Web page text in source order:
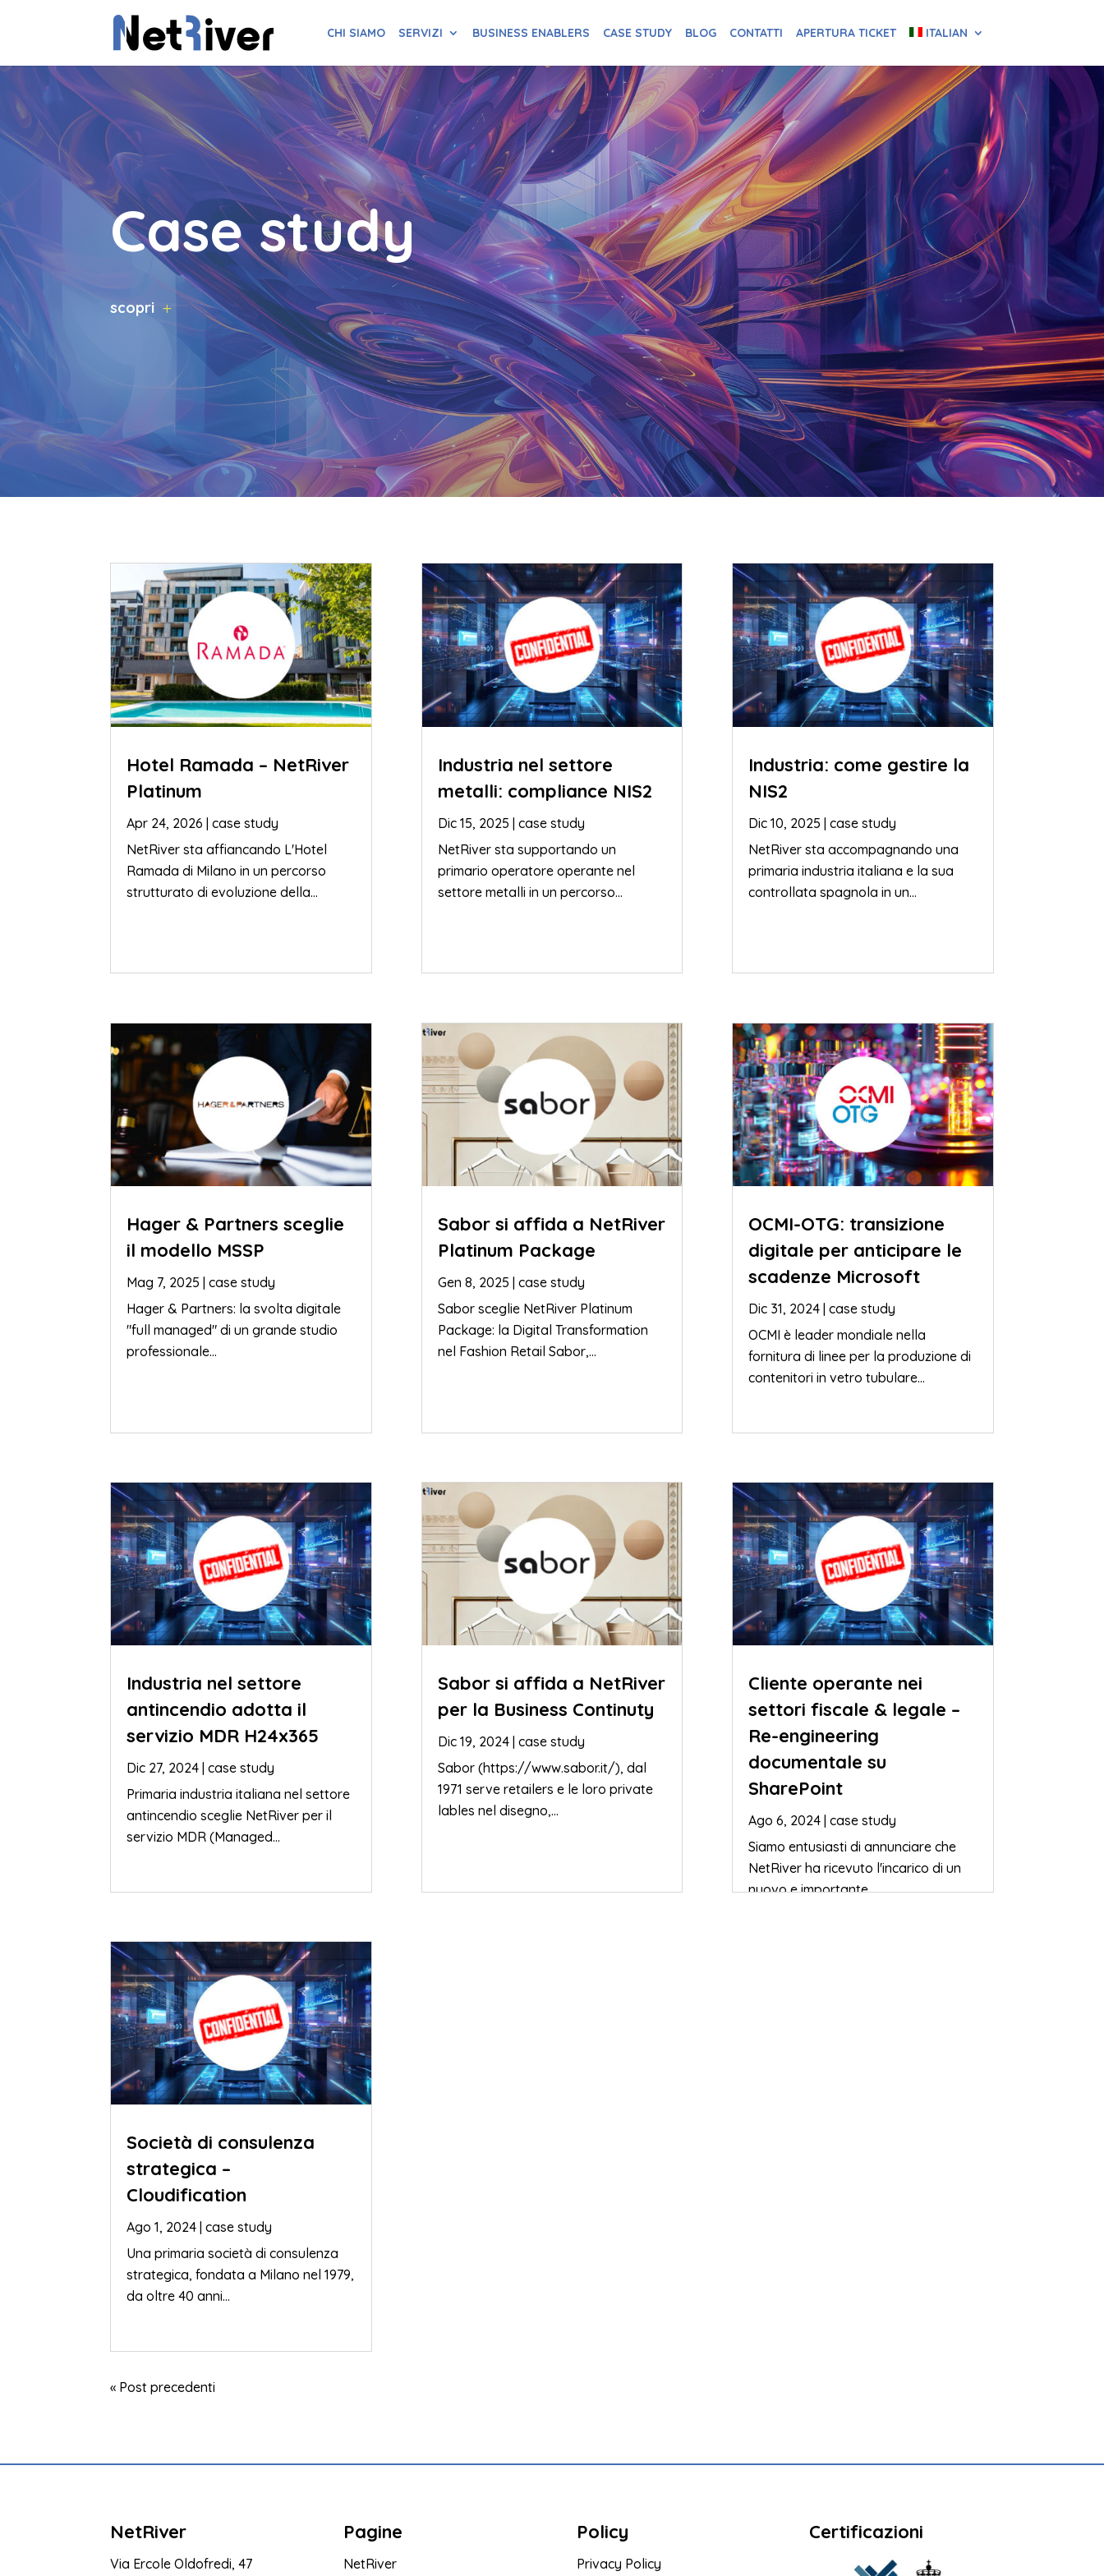
CHI SIAMO SERVIZI BUSINESS ENABLERS CASE STUDY BLOG CONTATTI APERTURA TICKET ITALIAN
Case study
scopri
Hotel Ramada – NetRiver
Platinum
Apr 24, 2026 |case study
NetRiver sta affiancando L'Hotel
Ramada di Milano in un percorso
strutturato di evoluzione della...
Hager & Partners sceglie
il modello MSSP
Mag 7, 2025 |case study
Hager & Partners: la svolta digitale
"full managed" di un grande studio
professionale...
Industria nel settore
antincendio adotta il
servizio MDR H24x365
Dic 27, 2024 |case study
Primaria industria italiana nel settore
antincendio sceglie NetRiver per il
servizio MDR (Managed...
Società di consulenza
strategica –
Cloudification
Ago 1, 2024 |case study
Una primaria società di consulenza
strategica, fondata a Milano nel 1979,
da oltre 40 anni...
Industria nel settore
metalli: compliance NIS2
Dic 15, 2025 | case study
NetRiver sta supportando un
primario operatore operante nel
settore metalli in un percorso...
Sabor si affida a NetRiver
Platinum Package
Gen 8, 2025 | case study
Sabor sceglie NetRiver Platinum
Package: la Digital Transformation
nel Fashion Retail Sabor,...
Sabor si affida a NetRiver
per la Business Continuty
Dic 19, 2024| case study
Sabor (https://www.sabor.it/), dal
1971 serve retailers e le loro private
lables nel disegno,...
Industria: come gestire la
NIS2
Dic 10, 2025 | case study
NetRiver sta accompagnando una
primaria industria italiana e la sua
controllata spagnola in un...
OCMI-OTG: transizione
digitale per anticipare le
scadenze Microsoft
Dic 31, 2024| case study
OCMI è leader mondiale nella
fornitura di linee per la produzione di
contenitori in vetro tubulare...
Cliente operante nei
settori fiscale & legale –
Re-engineering
documentale su
SharePoint
Ago 6, 2024| case study
Siamo entusiasti di annunciare che
NetRiver ha ricevuto l'incarico di un
nuovo e importante...
« Post precedenti
NetRiver
Via Ercole Oldofredi, 47
Pagine
NetRiver
Policy
Privacy Policy
Certificazioni